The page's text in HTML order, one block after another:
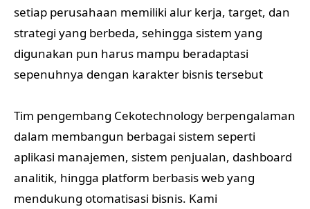
setiap perusahaan memiliki alur kerja, target, dan
strategi yang berbeda, sehingga sistem yang
digunakan pun harus mampu beradaptasi
sepenuhnya dengan karakter bisnis tersebut
Tim pengembang Cekotechnology berpengalaman
dalam membangun berbagai sistem seperti
aplikasi manajemen, sistem penjualan, dashboard
analitik, hingga platform berbasis web yang
mendukung otomatisasi bisnis. Kami